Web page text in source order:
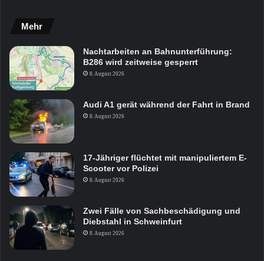
Mehr
Nachtarbeiten an Bahnunterführung:
B286 wird zeitweise gesperrt
8. August 2026
Audi A1 gerät während der Fahrt in Brand
8. August 2026
17-Jähriger flüchtet mit manipuliertem E-
Scooter vor Polizei
8. August 2026
Zwei Fälle von Sachbeschädigung und
Diebstahl in Schweinfurt
8. August 2026